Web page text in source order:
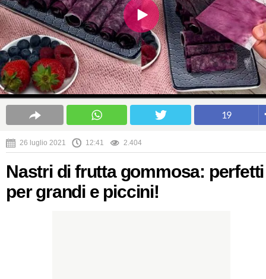
19
26 luglio 2021 12:41 2.404
Nastri di frutta gommosa: perfetti
per grandi e piccini!